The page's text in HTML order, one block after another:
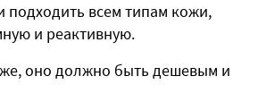
подходить всем типам кожи,
и реактивную.
оно должно быть дешевым и